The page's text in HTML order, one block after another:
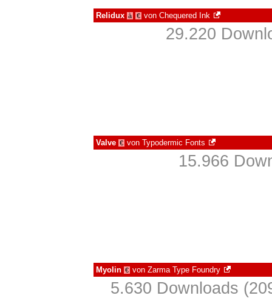
Relidux à € von Chequered Ink
29.220
Valve € von Typodermic Fonts
15.966
Myolin € von Zarma Type Foundry
5.630 Downloads